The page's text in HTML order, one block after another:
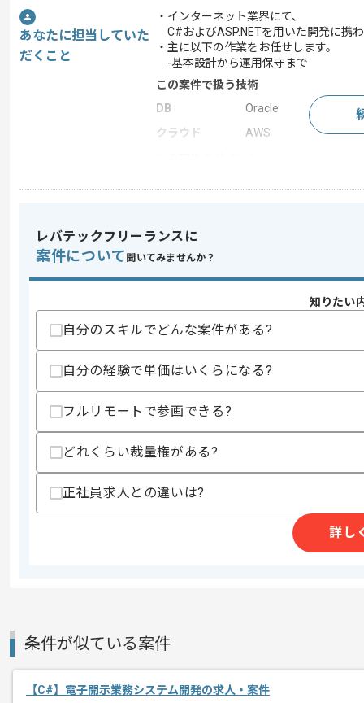
あなたに担当していた
だくこと
・インターネット業界にて、
C#およびASP.NETを用いた開発に携
・主に以下の作業をお任せします。
-基本設計から運用保守まで
この案件で扱う技術
DB
Oracle
クラウド
AWS
・VisualStudioを用いた開発経験
・通算正社員経験5年以上
・リーダー経験
歓迎スキル
・Kotlinを用いた開発経験
・Oracleを用いた開発経験
その他募集要項
商談回数
1回
募集人数
1人
レバテックフリーランスに
案件について 聞いてみませんか？
知りたい
自分のスキルでどんな案件がある?
自分の経験で単価はいくらになる?
フルリモートで参画できる?
どれくらい裁量権がある?
正社員求人との違いは?
詳し
条件が似ている案件
【C#】電子開示業務システム開発の求人・案件